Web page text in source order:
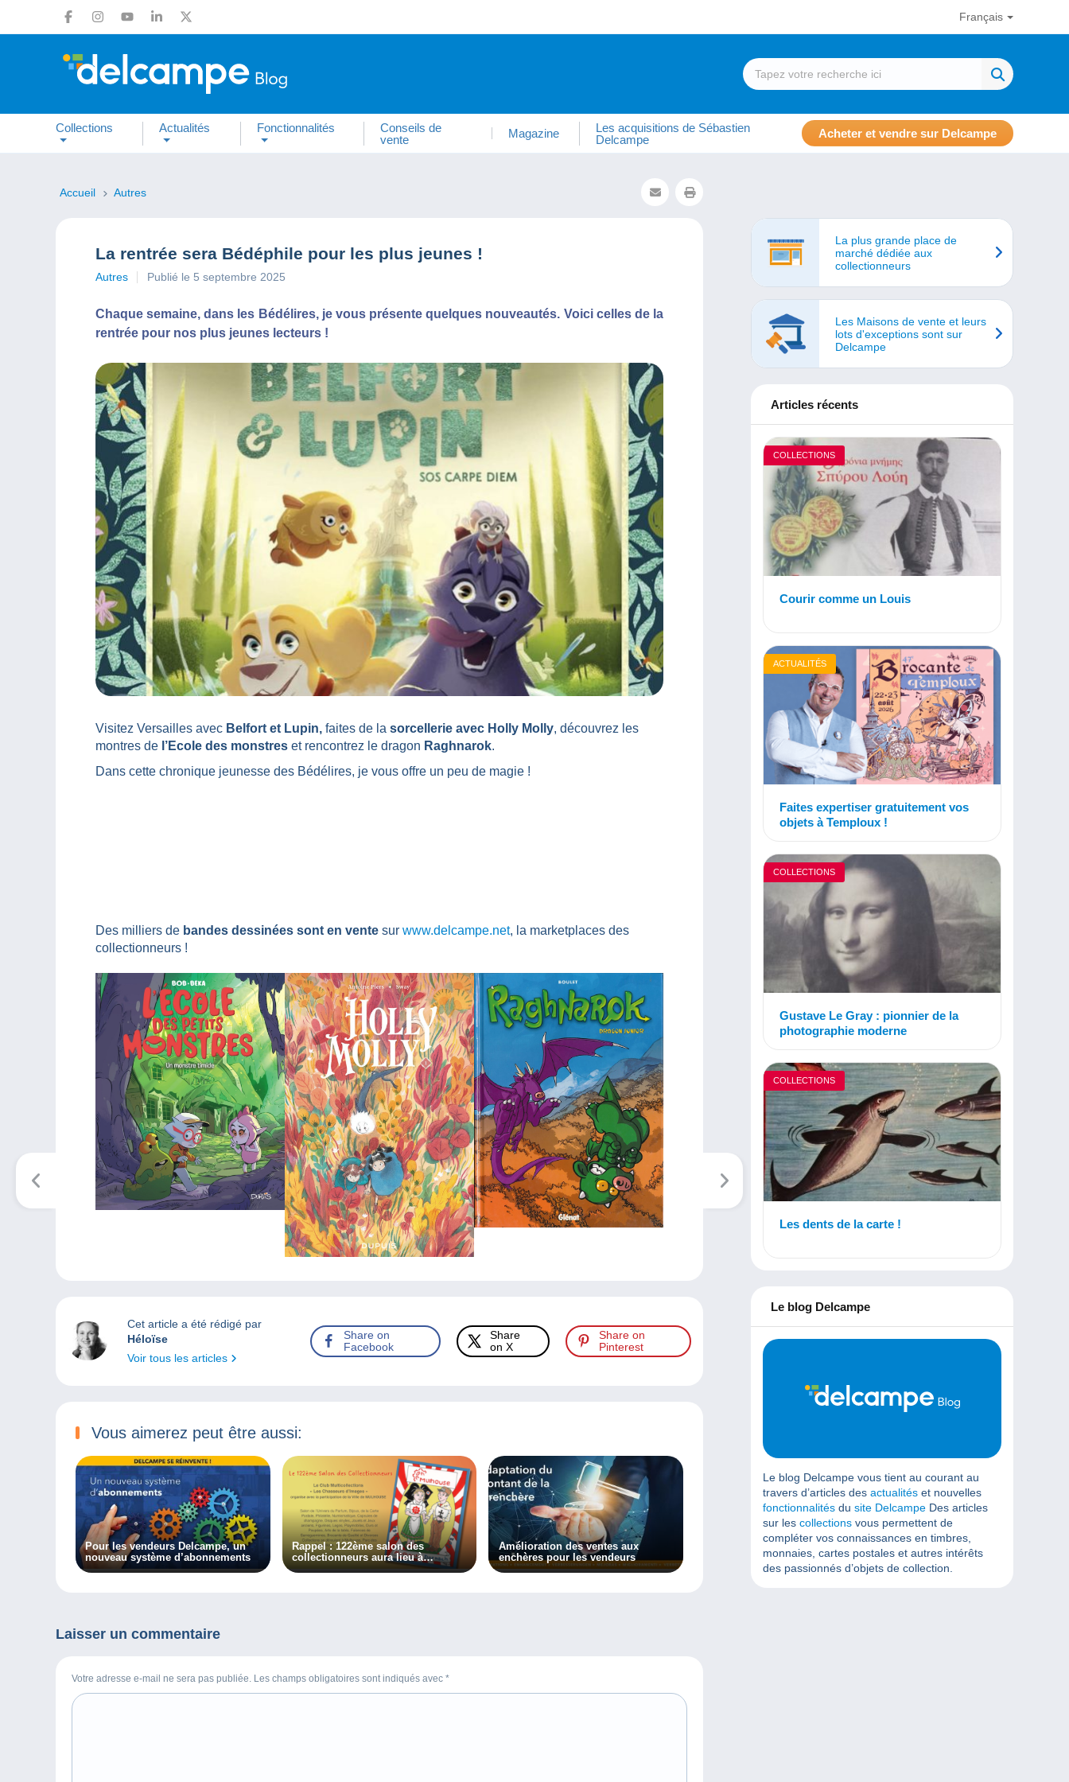
Français
Collections Actualités Fonctionnalités
Conseils de
vente
Magazine
Les acquisitions de Sébastien
Delcampe
Acheter et vendre sur Delcampe
Accueil Autres
La rentrée sera Bédéphile pour les plus jeunes !
Autres Publié le 5 septembre 2025
Chaque semaine, dans les Bédélires, je vous présente quelques nouveautés. Voici celles de la
rentrée pour nos plus jeunes lecteurs !
Visitez Versailles avec Belfort et Lupin, faites de la sorcellerie avec Holly Molly, découvrez les
montres de l’Ecole des monstres et rencontrez le dragon Raghnarok.
Dans cette chronique jeunesse des Bédélires, je vous offre un peu de magie !
Des milliers de bandes dessinées sont en vente sur www.delcampe.net, la marketplaces des
collectionneurs !
Cet article a été rédigé par
Héloïse
Voir tous les articles
Share on
Facebook
Share
on X
Share on
Pinterest
Vous aimerez peut être aussi:
Pour les vendeurs Delcampe, un
nouveau système d’abonnements
Rappel : 122ème salon des
collectionneurs aura lieu à
Mulhouse le 20 octobre 2024
Amélioration des ventes aux
enchères pour les vendeurs
Laisser un commentaire
Votre adresse e-mail ne sera pas publiée. Les champs obligatoires sont indiqués avec *
La plus grande place de
marché dédiée aux
collectionneurs
Les Maisons de vente et leurs
lots d'exceptions sont sur
Delcampe
Articles récents
COLLECTIONS
Courir comme un Louis
ACTUALITÉS
Faites expertiser gratuitement vos
objets à Temploux !
COLLECTIONS
Gustave Le Gray : pionnier de la
photographie moderne
COLLECTIONS
Les dents de la carte !
Le blog Delcampe
Le blog Delcampe vous tient au courant au
travers d’articles des actualités et nouvelles
fonctionnalités du site Delcampe Des articles
sur les collections vous permettent de
compléter vos connaissances en timbres,
monnaies, cartes postales et autres intérêts
des passionnés d’objets de collection.